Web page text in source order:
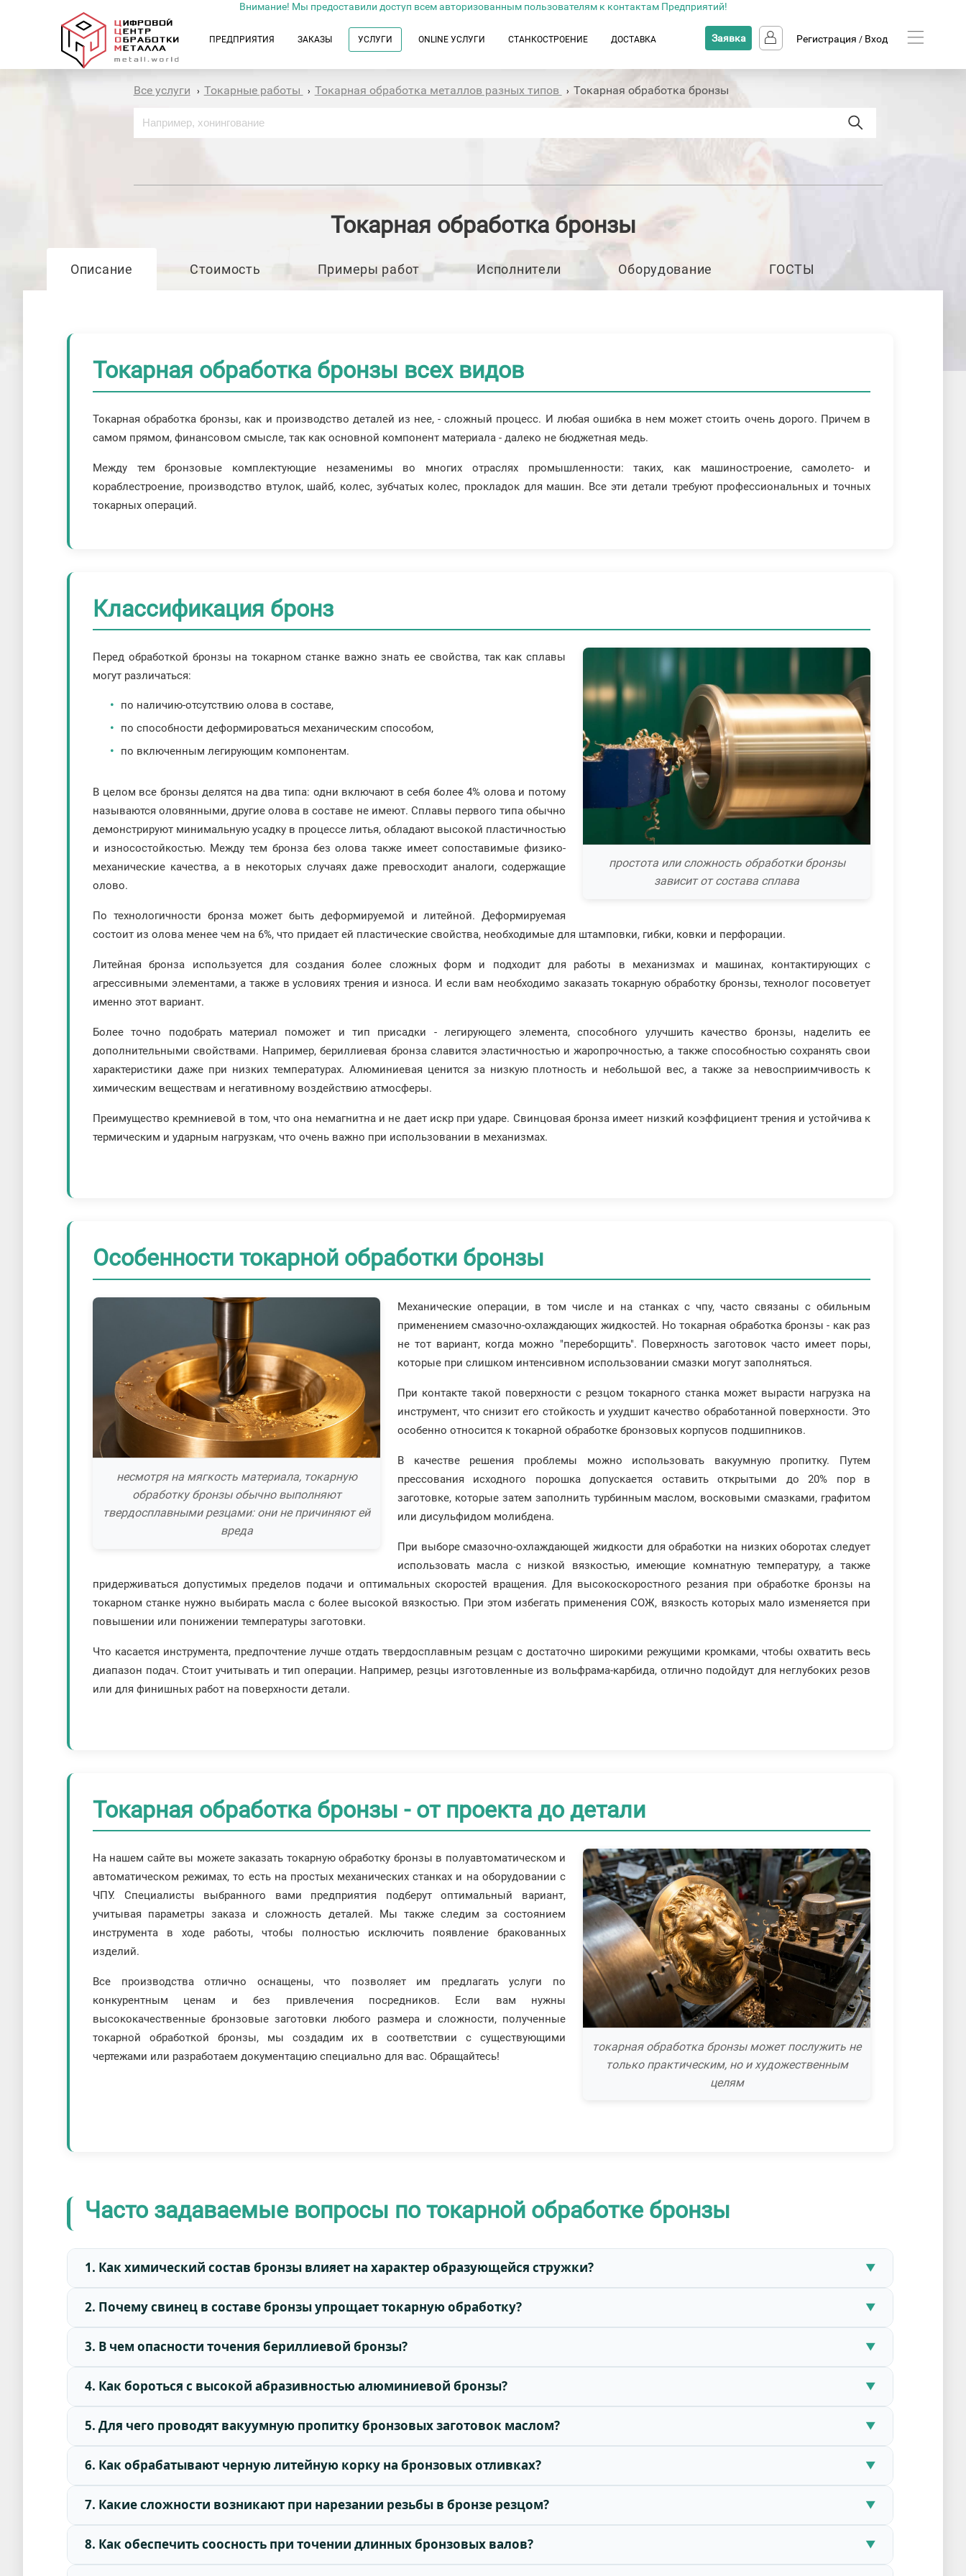
Внимание! Мы предоставили доступ всем авторизованным пользователям к контактам Предприятий!
ПРЕДПРИЯТИЯ ЗАКАЗЫ УСЛУГИ ONLINE УСЛУГИ СТАНКОСТРОЕНИЕ ДОСТАВКА Заявка Регистрация / Вход
Все услуги › Токарные работы › Токарная обработка металлов разных типов › Токарная обработка бронзы
Токарная обработка бронзы
Описание Стоимость Примеры работ Исполнители Оборудование ГОСТЫ
Токарная обработка бронзы всех видов
Токарная обработка бронзы, как и производство деталей из нее, - сложный процесс. И любая ошибка в нем может стоить очень дорого. Причем в
самом прямом, финансовом смысле, так как основной компонент материала - далеко не бюджетная медь.
Между тем бронзовые комплектующие незаменимы во многих отраслях промышленности: таких, как машиностроение, самолето- и
кораблестроение, производство втулок, шайб, колес, зубчатых колес, прокладок для машин. Все эти детали требуют профессиональных и точных
токарных операций.
Классификация бронз
простота или сложность обработки бронзы
зависит от состава сплава
Перед обработкой бронзы на токарном станке важно знать ее свойства, так как сплавы
могут различаться:
по наличию-отсутствию олова в составе,
по способности деформироваться механическим способом,
по включенным легирующим компонентам.
В целом все бронзы делятся на два типа: одни включают в себя более 4% олова и потому
называются оловянными, другие олова в составе не имеют. Сплавы первого типа обычно
демонстрируют минимальную усадку в процессе литья, обладают высокой пластичностью
и износостойкостью. Между тем бронза без олова также имеет сопоставимые физико-
механические качества, а в некоторых случаях даже превосходит аналоги, содержащие
олово.
По технологичности бронза может быть деформируемой и литейной. Деформируемая
состоит из олова менее чем на 6%, что придает ей пластические свойства, необходимые для штамповки, гибки, ковки и перфорации.
Литейная бронза используется для создания более сложных форм и подходит для работы в механизмах и машинах, контактирующих с
агрессивными элементами, а также в условиях трения и износа. И если вам необходимо заказать токарную обработку бронзы, технолог посоветует
именно этот вариант.
Более точно подобрать материал поможет и тип присадки - легирующего элемента, способного улучшить качество бронзы, наделить ее
дополнительными свойствами. Например, бериллиевая бронза славится эластичностью и жаропрочностью, а также способностью сохранять свои
характеристики даже при низких температурах. Алюминиевая ценится за низкую плотность и небольшой вес, а также за невосприимчивость к
химическим веществам и негативному воздействию атмосферы.
Преимущество кремниевой в том, что она немагнитна и не дает искр при ударе. Свинцовая бронза имеет низкий коэффициент трения и устойчива к
термическим и ударным нагрузкам, что очень важно при использовании в механизмах.
Особенности токарной обработки бронзы
несмотря на мягкость материала, токарную
обработку бронзы обычно выполняют
твердосплавными резцами: они не причиняют ей
вреда
Механические операции, в том числе и на станках с чпу, часто связаны с обильным
применением смазочно-охлаждающих жидкостей. Но токарная обработка бронзы - как раз
не тот вариант, когда можно "переборщить". Поверхность заготовок часто имеет поры,
которые при слишком интенсивном использовании смазки могут заполняться.
При контакте такой поверхности с резцом токарного станка может вырасти нагрузка на
инструмент, что снизит его стойкость и ухудшит качество обработанной поверхности. Это
особенно относится к токарной обработке бронзовых корпусов подшипников.
В качестве решения проблемы можно использовать вакуумную пропитку. Путем
прессования исходного порошка допускается оставить открытыми до 20% пор в
заготовке, которые затем заполнить турбинным маслом, восковыми смазками, графитом
или дисульфидом молибдена.
При выборе смазочно-охлаждающей жидкости для обработки на низких оборотах следует
использовать масла с низкой вязкостью, имеющие комнатную температуру, а также
придерживаться допустимых пределов подачи и оптимальных скоростей вращения. Для высокоскоростного резания при обработке бронзы на
токарном станке нужно выбирать масла с более высокой вязкостью. При этом избегать применения СОЖ, вязкость которых мало изменяется при
повышении или понижении температуры заготовки.
Что касается инструмента, предпочтение лучше отдать твердосплавным резцам с достаточно широкими режущими кромками, чтобы охватить весь
диапазон подач. Стоит учитывать и тип операции. Например, резцы изготовленные из вольфрама-карбида, отлично подойдут для неглубоких резов
или для финишных работ на поверхности детали.
Токарная обработка бронзы - от проекта до детали
токарная обработка бронзы может послужить не
только практическим, но и художественным
целям
На нашем сайте вы можете заказать токарную обработку бронзы в полуавтоматическом и
автоматическом режимах, то есть на простых механических станках и на оборудовании с
ЧПУ. Специалисты выбранного вами предприятия подберут оптимальный вариант,
учитывая параметры заказа и сложность деталей. Мы также следим за состоянием
инструмента в ходе работы, чтобы полностью исключить появление бракованных
изделий.
Все производства отлично оснащены, что позволяет им предлагать услуги по
конкурентным ценам и без привлечения посредников. Если вам нужны
высококачественные бронзовые заготовки любого размера и сложности, полученные
токарной обработкой бронзы, мы создадим их в соответствии с существующими
чертежами или разработаем документацию специально для вас. Обращайтесь!
Часто задаваемые вопросы по токарной обработке бронзы
1. Как химический состав бронзы влияет на характер образующейся стружки?
2. Почему свинец в составе бронзы упрощает токарную обработку?
3. В чем опасности точения бериллиевой бронзы?
4. Как бороться с высокой абразивностью алюминиевой бронзы?
5. Для чего проводят вакуумную пропитку бронзовых заготовок маслом?
6. Как обрабатывают черную литейную корку на бронзовых отливках?
7. Какие сложности возникают при нарезании резьбы в бронзе резцом?
8. Как обеспечить соосность при точении длинных бронзовых валов?